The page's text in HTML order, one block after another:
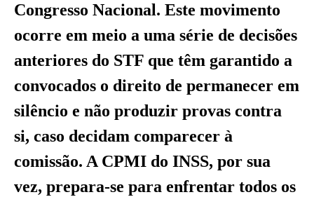
Congresso Nacional. Este movimento
ocorre em meio a uma série de decisões
anteriores do STF que têm garantido a
convocados o direito de permanecer em
silêncio e não produzir provas contra
si, caso decidam comparecer à
comissão. A CPMI do INSS, por sua
vez, prepara-se para enfrentar todos os